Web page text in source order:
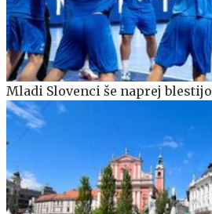
Mladi Slovenci še naprej blestijo